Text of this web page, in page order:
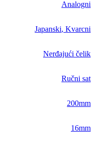
Analogni
Japanski, Kvarcni
Nerđajući čelik
Ručni sat
200mm
16mm